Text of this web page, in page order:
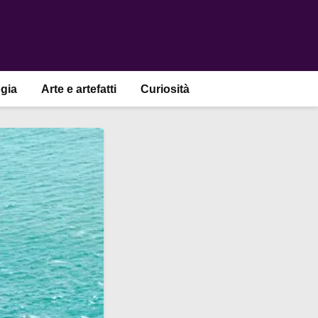
Arte e artefatti Curiosità